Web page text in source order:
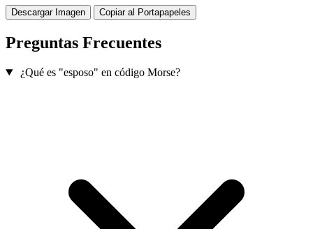
Descargar Imagen Copiar al Portapapeles
Preguntas Frecuentes
¿Qué es "esposo" en código Morse?